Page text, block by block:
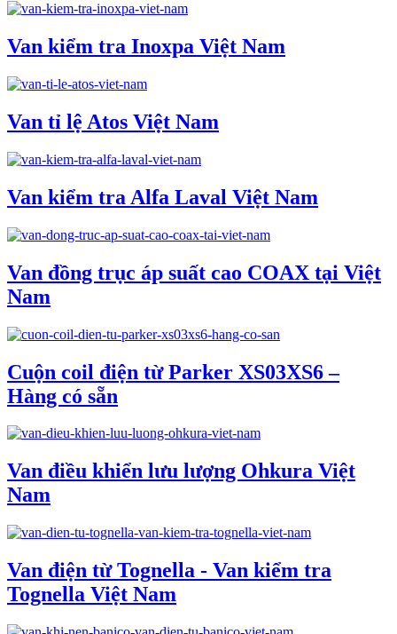
Van kiểm tra Inoxpa Việt Nam
Van tỉ lệ Atos Việt Nam
Van kiểm tra Alfa Laval Việt Nam
Van đồng trục áp suất cao COAX tại Việt
Nam
Cuộn coil điện từ Parker XS03XS6 –
Hàng có sẵn
Van điều khiển lưu lượng Ohkura Việt
Nam
Van điện từ Tognella - Van kiểm tra
Tognella Việt Nam